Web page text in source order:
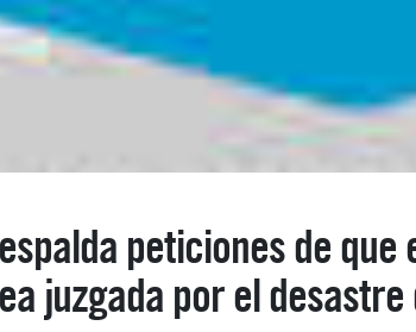
peticiones de que
juzgada por el desastre